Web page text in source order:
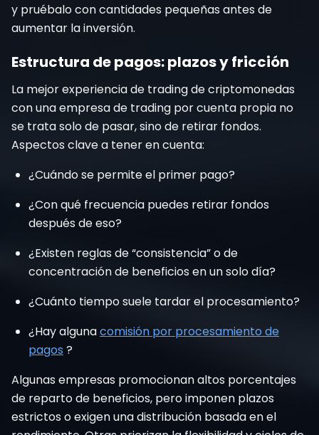
y pruébalo con cantidades pequeñas antes de
aumentar la inversión.
Estructura de pagos: plazos y fricción
La mejor experiencia de trading de criptomonedas
con una empresa de trading por cuenta propia no
se trata solo de pasar, sino de retirar fondos.
Aspectos clave a tener en cuenta:
¿Cuándo se permite el primer pago?
¿Con qué frecuencia puedes retirar fondos
después de eso?
¿Existen reglas de “consistencia” o de
concentración de beneficios en un solo día?
¿Cuánto tiempo suele tardar el procesamiento?
¿Hay algunacomisión por procesamiento de
pagos ?
Algunas empresas promocionan altos porcentajes
de reparto de beneficios, pero imponen plazos
estrictos o exigen una distribución basada en el